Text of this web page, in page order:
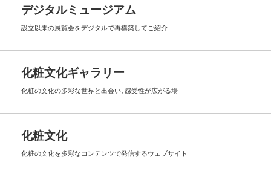
デジタルミュージアム
設立以来の展覧会をデジタルで再構築してご紹介
化粧文化ギャラリー
化粧の文化の多彩な世界と出会い､ 感受性が広がる場
化粧文化
化粧の文化を多彩なコンテンツで発信するウェブサイト